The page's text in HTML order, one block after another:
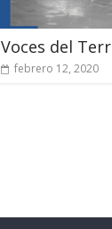
Voces del
febrero 12, 2020